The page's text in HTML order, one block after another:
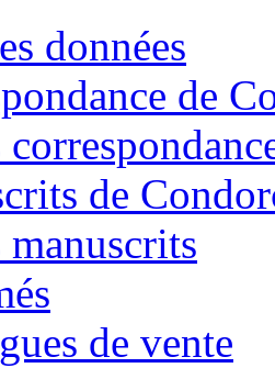
données
de
de
de vente